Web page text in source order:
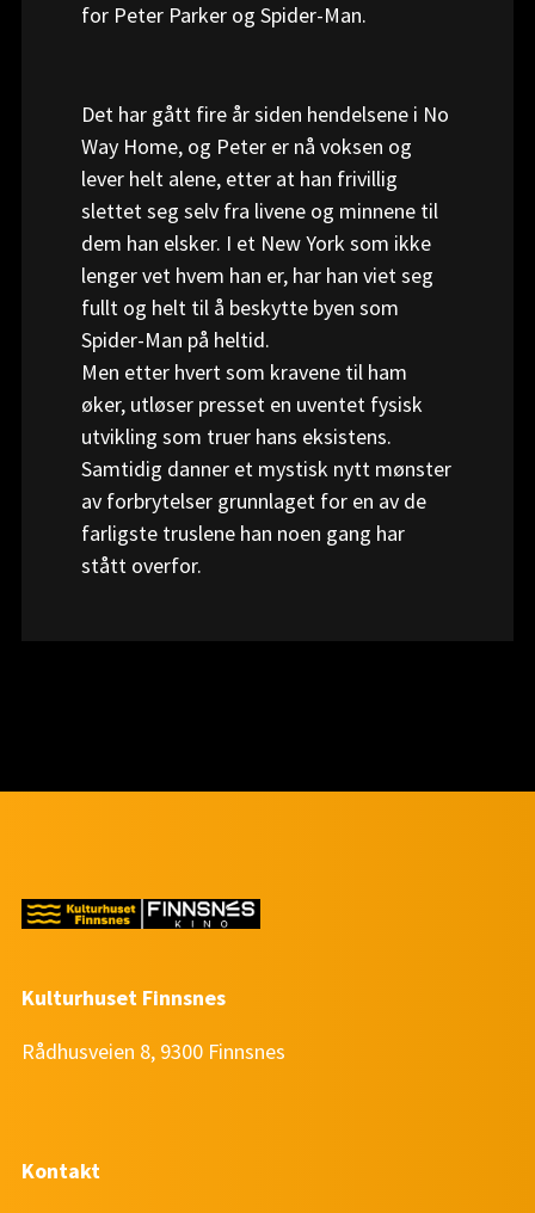
for Peter Parker og Spider-Man.
Det har gått fire år siden hendelsene i No
Way Home, og Peter er nå voksen og
lever helt alene, etter at han frivillig
slettet seg selv fra livene og minnene til
dem han elsker. I et New York som ikke
lenger vet hvem han er, har han viet seg
fullt og helt til å beskytte byen som
Spider-Man på heltid.
Men etter hvert som kravene til ham
øker, utløser presset en uventet fysisk
utvikling som truer hans eksistens.
Samtidig danner et mystisk nytt mønster
av forbrytelser grunnlaget for en av de
farligste truslene han noen gang har
stått overfor.
Kulturhuset Finnsnes
Rådhusveien 8, 9300 Finnsnes
Kontakt